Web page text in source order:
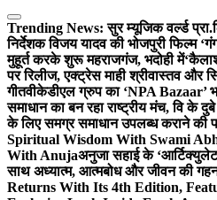
Trending News: सुर म्यूजिक वर्ल्ड
निर्देशक विजय यादव की भोजपुरी फिल्म
मुहूर्त करके शुरू महराजगंज, भदोही में
पर रिलीज, एक्ट्रेस माही श्रीवास्तव और
गीतवीकेडीएल ग्रुप का ‘NPA Bazaar’
समाधान का बन रहा राष्ट्रीय मंच, वि के
के लिए समग्र समाधान उपलब्ध कराने की
Spiritual Wisdom With Swami
With Anujaअनुजा सहाई के
साथ अध्यात्म, आत्मबोध और जीवन की गहन
Returns With Its 4th Edition,